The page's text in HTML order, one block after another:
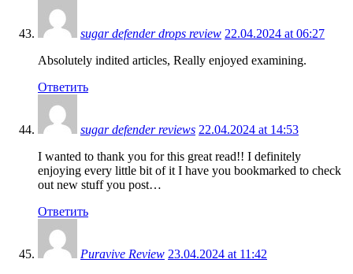
sugar defender drops review 22.04.2024 at 06:27
Absolutely indited articles, Really enjoyed examining.
Ответить
sugar defender reviews 22.04.2024 at 14:53
I wanted to thank you for this great read!! I definitely
enjoying every little bit of it I have you bookmarked to check
out new stuff you post…
Ответить
Puravive Review 23.04.2024 at 11:42